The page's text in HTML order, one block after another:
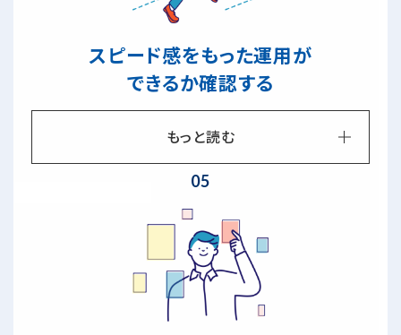
スピード感をもった運用が
できるか確認する
もっと読む
05